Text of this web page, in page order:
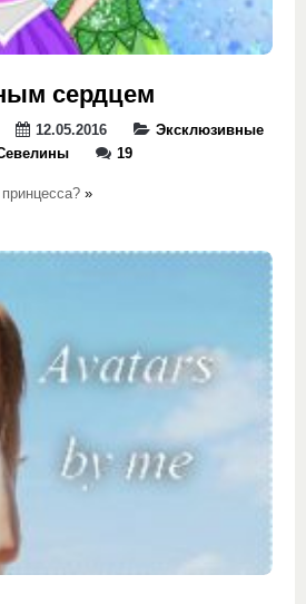
сердцем
12.05.2016
Эксклюзивные
19
»